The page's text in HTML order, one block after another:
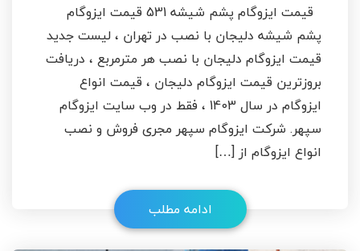
قیمت ایزوگام پشم شیشه 531 قیمت ایزوگام
پشم شیشه دلیجان با نصب در تهران ، لیست جدید
قیمت ایزوگام دلیجان با نصب هر مترمربع ، دریافت
بروزترین قیمت ایزوگام دلیجان ، قیمت انواع
ایزوگام در سال 1403 ، فقط در وب سایت ایزوگام
سپهر. شرکت ایزوگام سپهر مجری فروش و نصب
انواع ایزوگام از […]
ادامه مطلب